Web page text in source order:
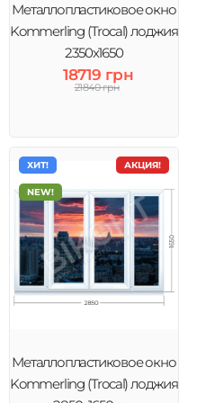
Металлопластиковое окно
Kommerling (Trocal) лоджия
2350х1650
18719 грн
21840 грн
АКЦИЯ!
ХИТ!
NEW!
Металлопластиковое окно
Kommerling (Trocal) лоджия